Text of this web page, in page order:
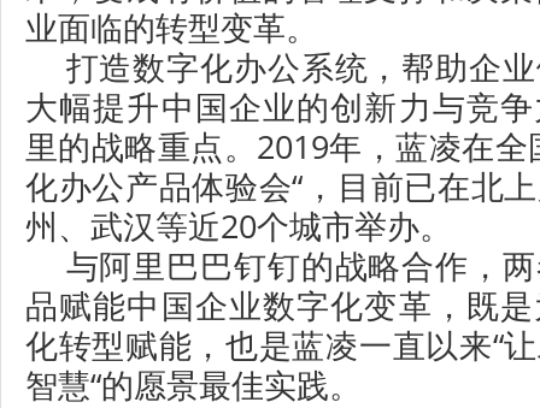
业面临的转型变革。
打造数字化办公系统，帮助企
大幅提升中国企业的创新力与竞
里的战略重点。2019年，蓝凌在全
化办公产品体验会“，目前已在北
州、武汉等近20个城市举办。
与阿里巴巴钉钉的战略合作，
品赋能中国企业数字化变革，既
化转型赋能，也是蓝凌一直以来“
智慧“的愿景最佳实践。